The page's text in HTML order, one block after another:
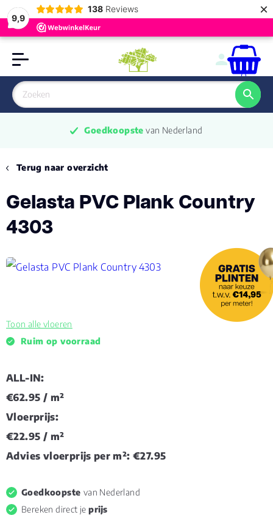
9,9
138 Reviews ×
0
Goedkoopste van Nederland
Terug naar overzicht
Gelasta PVC Plank Country
4303
Toon alle vloeren
Ruim op voorraad
ALL-IN:
€62.95 / m²
Vloerprijs:
€22.95 / m²
Advies vloerprijs per m²: €27.95
Goedkoopste van Nederland
Bereken direct jeprijs